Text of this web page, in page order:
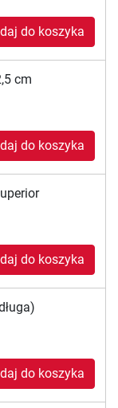
do koszyka
cm
do koszyka
do koszyka
do koszyka